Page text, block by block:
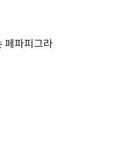
페파피그라